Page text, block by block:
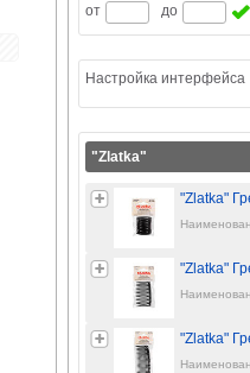
от
до
Настройка интерфейса
"Zlatka"
"Zlatka"
"Zlatka"
"Zlatka"